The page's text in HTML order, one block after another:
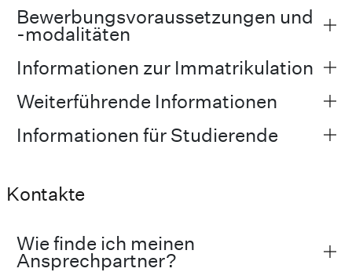
Bewerbungsvoraussetzungen und
-modalitäten
Informationen zur Immatrikulation
Weiterführende Informationen
Informationen für Studierende
Kontakte
Wie finde ich meinen
Ansprechpartner?